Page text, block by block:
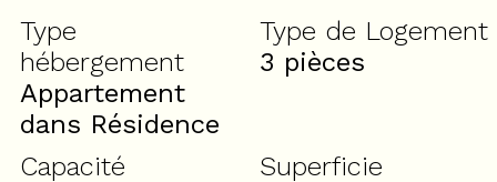
Type
hébergement
Appartement
dans Résidence
Type de Logement
3 pièces
Capacité
Superficie